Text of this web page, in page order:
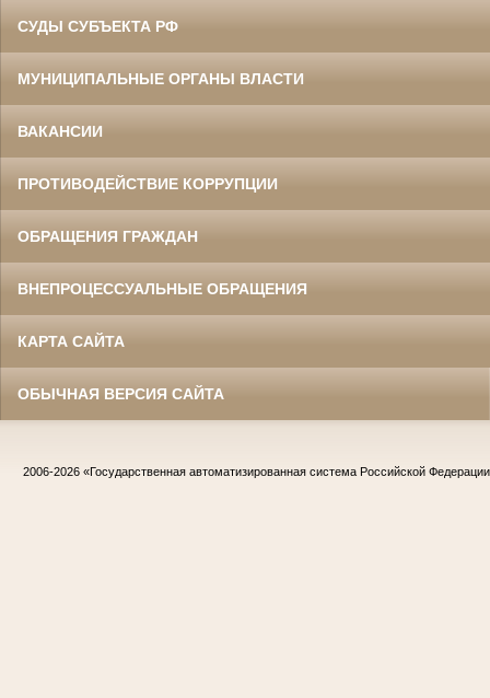
СУДЫ СУБЪЕКТА РФ
МУНИЦИПАЛЬНЫЕ ОРГАНЫ ВЛАСТИ
ВАКАНСИИ
ПРОТИВОДЕЙСТВИЕ КОРРУПЦИИ
ОБРАЩЕНИЯ ГРАЖДАН
ВНЕПРОЦЕССУАЛЬНЫЕ ОБРАЩЕНИЯ
КАРТА САЙТА
ОБЫЧНАЯ ВЕРСИЯ САЙТА
2006-2026 «Государственная автоматизированная система Российской